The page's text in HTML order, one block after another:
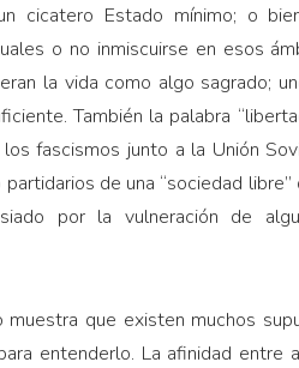
cicatero Estado mínimo; o
o no inmiscuirse en esos
la vida como algo sagrado;
También la palabra
fascismos junto a la Unión
de una “sociedad
por la vulneración de
que existen muchos
entenderlo. La afinidad entre